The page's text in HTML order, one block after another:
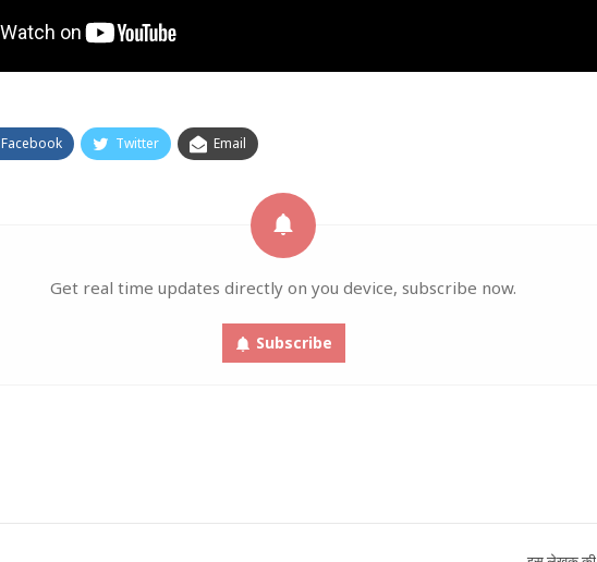
Facebook Twitter Email
Get real time updates directly on you device, subscribe now.
Subscribe